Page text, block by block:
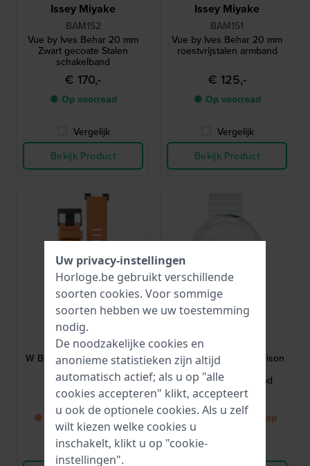
Issey Miyake
BAM152
Vue by Ives Behar 20 mm
Zwart gecoate Stalen
schakelband
€ 170,-
● Op voorraad
Vergelijk
Bekijk Product
Issey Miyake
BAM151
Vue by Ives Behar 20 mm
roestvrijstalen armband
€ 125,-
● Op voorraad
Vergelijk
Bekijk Product
Issey Miyake
BAL751
W By Satoshi Wada 25 mm
lichtbruine leren
horlogeband
€ 105,-
● Binnenkort weer op
voorraad
Vergelijk
Please by Jasper Morrison
20 mm Witte
siliconenrubber band
€ 25,-
● Binnenkort weer op
Uw privacy-instellingen
Horloge.be gebruikt verschillende
soorten cookies. Voor sommige
soorten hebben we uw toestemming
nodig.
De noodzakelijke cookies en
anonieme statistieken zijn altijd
automatisch actief; als u op "alle
cookies accepteren" klikt, accepteert
u ook de optionele cookies. Als u zelf
wilt kiezen welke cookies u
inschakelt, klikt u op "cookie-
instellingen".